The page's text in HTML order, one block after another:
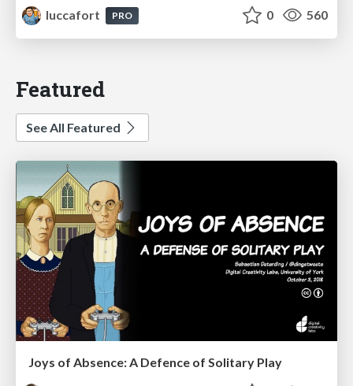
luccafort
PRO 0 560
Featured
See All Featured
Joys of Absence: A Defence of Solitary Play